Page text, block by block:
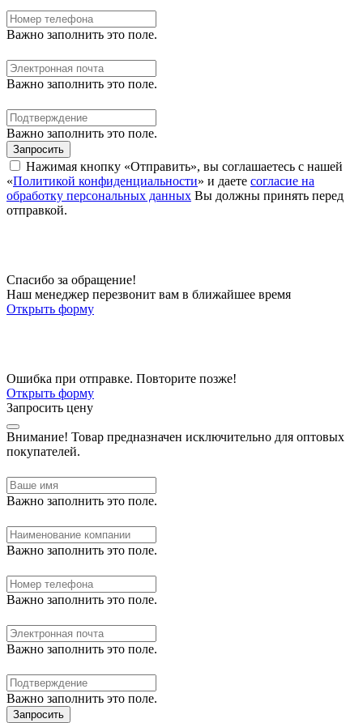
Важно заполнить это поле.
Важно заполнить это поле.
Важно заполнить это поле.
Запросить
Нажимая кнопку «Отправить», вы соглашаетесь с нашей
«Политикой конфиденциальности» и даете согласие на
обработку персональных данных Вы должны принять перед
отправкой.
Спасибо за обращение!
Наш менеджер перезвонит вам в ближайшее время
Открыть форму
Ошибка при отправке. Повторите позже!
Открыть форму
Запросить цену
Внимание! Товар предназначен исключительно для оптовых
покупателей.
Важно заполнить это поле.
Важно заполнить это поле.
Важно заполнить это поле.
Важно заполнить это поле.
Важно заполнить это поле.
Запросить